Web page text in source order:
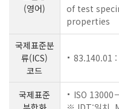
(영어)
of test
properties
국제표준분
류(ICS)
코드
83.140.01 :
국제표준
ISO 13000